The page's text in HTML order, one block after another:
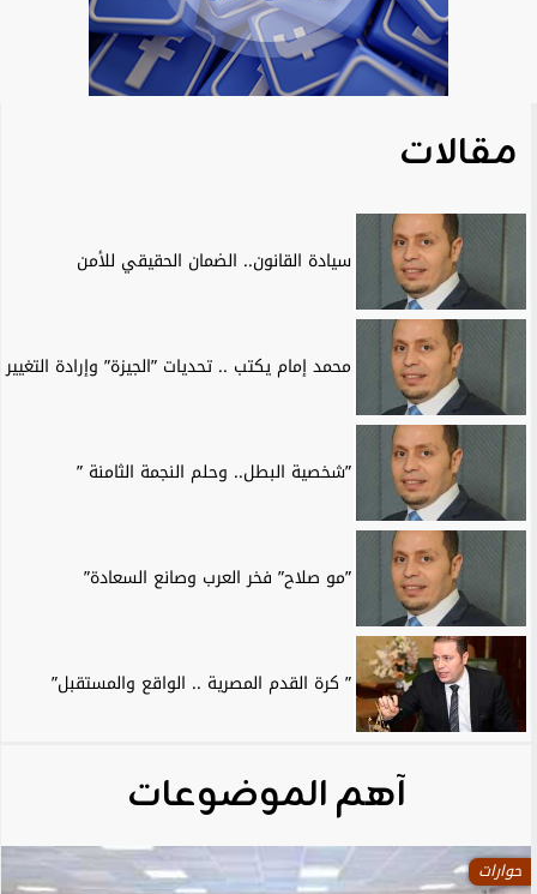
مقالات
سيادة القانون.. الضمان الحقيقي للأمن
محمد إمام يكتب .. تحديات ”الجيزة” وإرادة التغيير
”شخصية البطل.. وحلم النجمة الثامنة ”
”مو صلاح” فخر العرب وصانع السعادة”
” كرة القدم المصرية .. الواقع والمستقبل”
آهم الموضوعات
حوارات